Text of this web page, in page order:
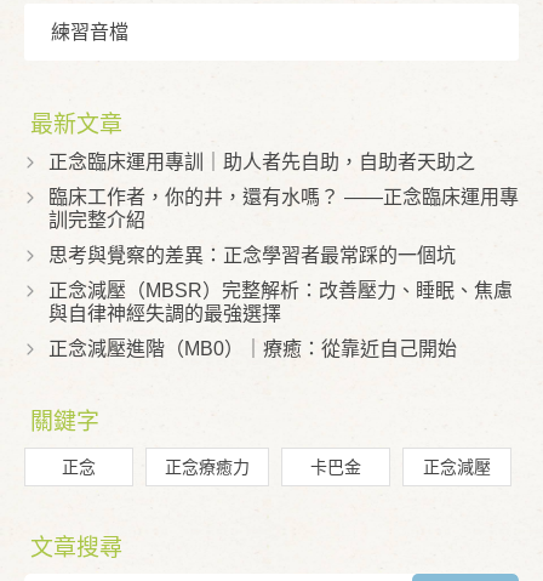
練習⾳檔
最新文章
正念臨床運用專訓｜助人者先自助，自助者天助之
臨床工作者，你的井，還有水嗎？ ——正念臨床運用專
訓完整介紹
思考與覺察的差異：正念學習者最常踩的一個坑
正念減壓（MBSR）完整解析：改善壓力、睡眠、焦慮
與自律神經失調的最強選擇
正念減壓進階（MB0）｜療癒：從靠近自己開始
關鍵字
正念 正念療癒力 卡巴金 正念減壓
文章搜尋